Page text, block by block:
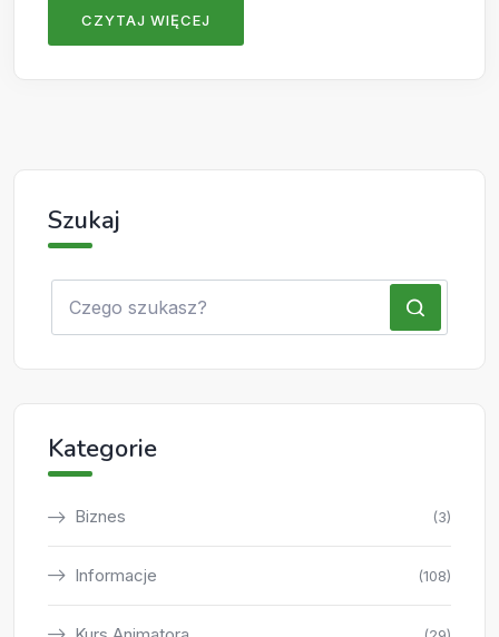
CZYTAJ WIĘCEJ
Szukaj
Kategorie
Biznes (3)
Informacje (108)